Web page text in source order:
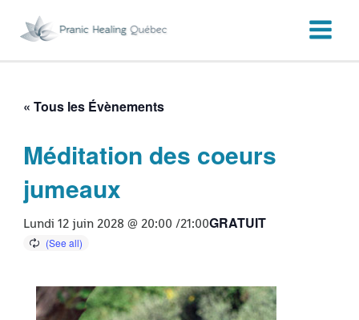
« Tous les Évènements
Méditation des coeurs
jumeaux
Lundi 12 juin 2028 @ 20:00 /21:00GRATUIT